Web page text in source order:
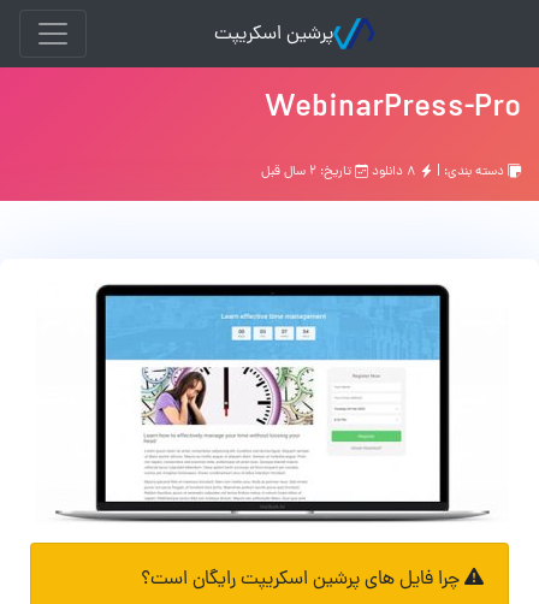
پرشین اسکریپت
WebinarPress-Pro
دسته بندی: | تاریخ: ۲ سال قبل
چرا فایل های پرشین اسکریپت رایگان است؟